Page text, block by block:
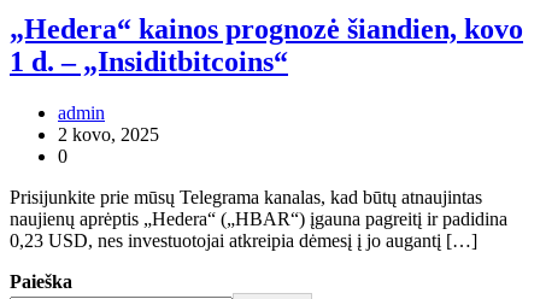
„Hedera“ kainos prognozė šiandien, kovo
1 d. – „Insiditbitcoins“
admin
2 kovo, 2025
0
Prisijunkite prie mūsų Telegrama kanalas, kad būtų atnaujintas
naujienų aprėptis „Hedera“ („HBAR“) įgauna pagreitį ir padidina
0,23 USD, nes investuotojai atkreipia dėmesį į jo augantį […]
Paieška